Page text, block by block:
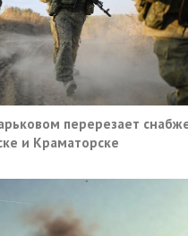
перерезает
и Краматорске